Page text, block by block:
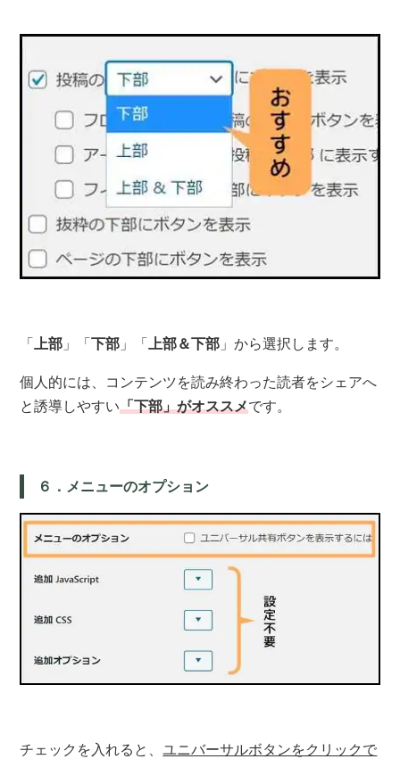
「 上部 」「下部 」「 上部＆下部 」から選択します。
個人的には、コンテンツを読み終わった読者をシェアへ
と誘導しやすい「下部」がオススメです。
６．メニューのオプション
チェックを入れると、ユニバーサルボタンをクリックで